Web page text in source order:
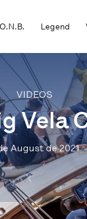
O.N.B. Legend
VIDEOS
Vela
August de 2021